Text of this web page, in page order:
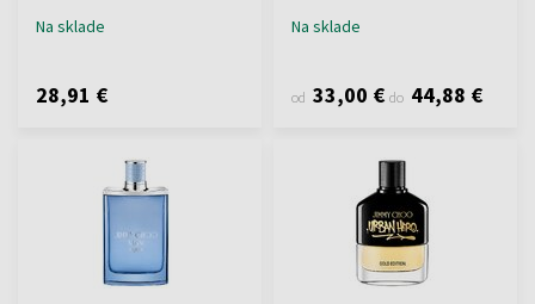
Na sklade
28,91 €
Na sklade
od 33,00 € do 44,88 €